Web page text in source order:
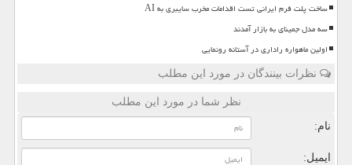
ساخت پلت فرم ایرانی تست اقدامات مخرب سایبری به AI
سه مدل جمینای به بازار آمدند
اولین ماهواره راداری در آستانه رونمایی
نظرات بینندگان در مورد این مطلب
نظر شما در مورد این مطلب
نام:
ایمیل: